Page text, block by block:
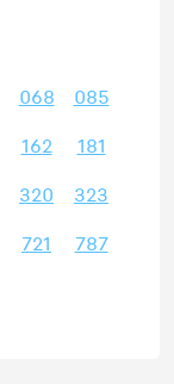
068 085
162 181
320 323
721 787